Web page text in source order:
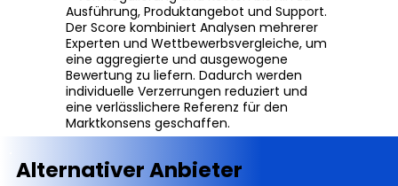
Ausführung, Produktangebot und Support.
Der Score kombiniert Analysen mehrerer
Experten und Wettbewerbsvergleiche, um
eine aggregierte und ausgewogene
Bewertung zu liefern. Dadurch werden
individuelle Verzerrungen reduziert und
eine verlässlichere Referenz für den
Marktkonsens geschaffen.
Alternativer Anbieter